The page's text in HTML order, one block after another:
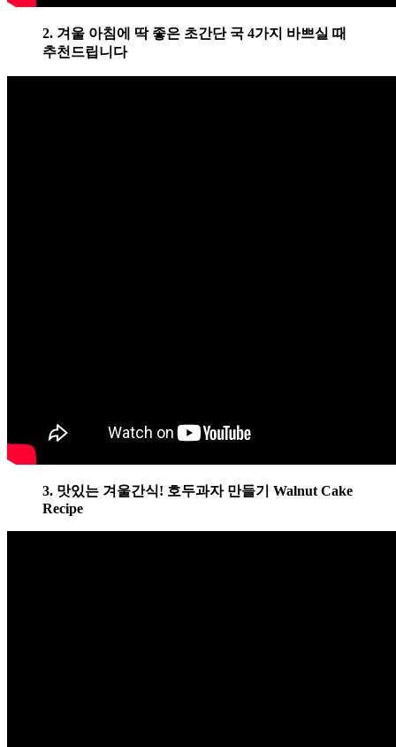
2. 겨울 아침에 딱 좋은 초간단 국 4가지 바쁘실 때
추천드립니다
3. 맛있는 겨울간식! 호두과자 만들기 Walnut Cake
Recipe